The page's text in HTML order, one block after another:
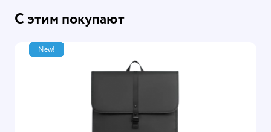
С этим покупают
New!